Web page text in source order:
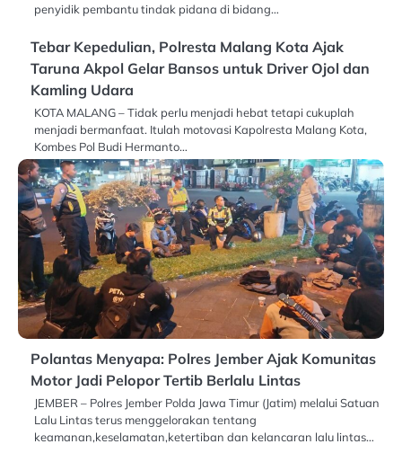
penyidik pembantu tindak pidana di bidang…
Tebar Kepedulian, Polresta Malang Kota Ajak
Taruna Akpol Gelar Bansos untuk Driver Ojol dan
Kamling Udara
KOTA MALANG – Tidak perlu menjadi hebat tetapi cukuplah
menjadi bermanfaat. Itulah motovasi Kapolresta Malang Kota,
Kombes Pol Budi Hermanto…
Polantas Menyapa: Polres Jember Ajak Komunitas
Motor Jadi Pelopor Tertib Berlalu Lintas
JEMBER – Polres Jember Polda Jawa Timur (Jatim) melalui Satuan
Lalu Lintas terus menggelorakan tentang
keamanan,keselamatan,ketertiban dan kelancaran lalu lintas…